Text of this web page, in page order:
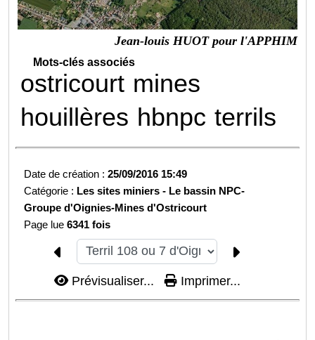
Jean-louis HUOT pour l'APPHIM
Mots-clés associés
ostricourt mines
houillères hbnpc terrils
Date de création :25/09/2016 15:49
Catégorie : Les sites miniers - Le bassin NPC-
Groupe d'Oignies-Mines d'Ostricourt
Page lue6341 fois
Prévisualiser... Imprimer...